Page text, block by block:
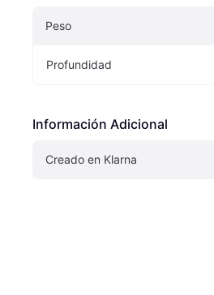
Peso
Profundidad
Información Adicional
Creado en Klarna